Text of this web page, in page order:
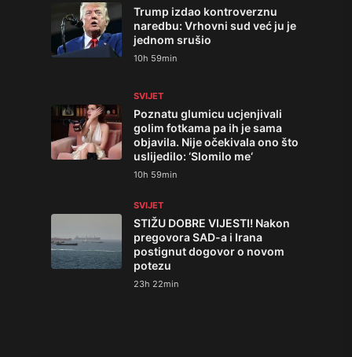
Trump izdao kontroverznu
naredbu: Vrhovni sud već ju je
jednom srušio
10h 59min
SVIJET
Poznatu glumicu ucjenjivali
golim fotkama pa ih je sama
objavila. Nije očekivala ono što
uslijedilo: ‘Slomilo me‘
10h 59min
SVIJET
STIŽU DOBRE VIJESTI! Nakon
pregovora SAD-a i Irana
postignut dogovor o novom
potezu
23h 22min